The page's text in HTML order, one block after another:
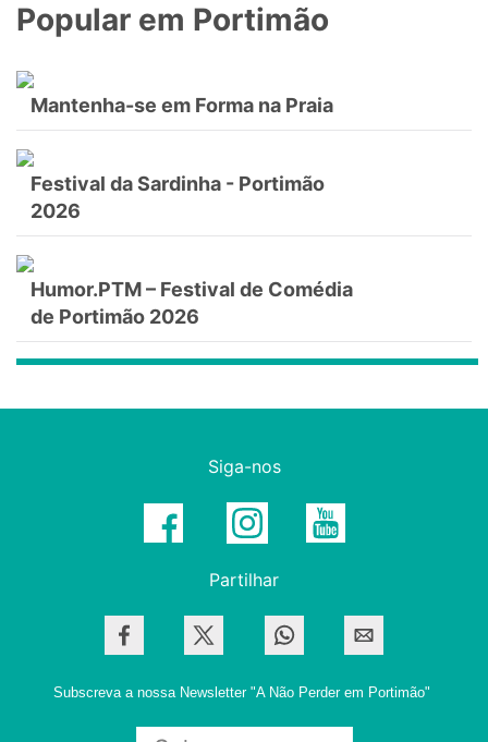
Popular em Portimão
Mantenha-se em Forma na Praia
Festival da Sardinha - Portimão
2026
Humor.PTM – Festival de Comédia
de Portimão 2026
Siga-nos
Partilhar
Subscreva a nossa Newsletter "A Não Perder em Portimão"